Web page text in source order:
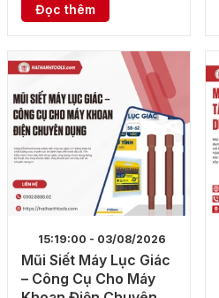
Đọc thêm
15:19:00 - 03/08/2026
Mũi Siết Máy Lục Giác
– Công Cụ Cho Máy